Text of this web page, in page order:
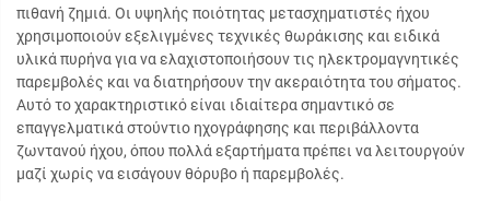
πιθανή ζημιά. Οι υψηλής ποιότητας μετασχηματιστές ήχου
χρησιμοποιούν εξελιγμένες τεχνικές θωράκισης και ειδικά
υλικά πυρήνα για να ελαχιστοποιήσουν τις ηλεκτρομαγνητικές
παρεμβολές και να διατηρήσουν την ακεραιότητα του σήματος.
Αυτό το χαρακτηριστικό είναι ιδιαίτερα σημαντικό σε
επαγγελματικά στούντιο ηχογράφησης και περιβάλλοντα
ζωντανού ήχου, όπου πολλά εξαρτήματα πρέπει να λειτουργούν
μαζί χωρίς να εισάγουν θόρυβο ή παρεμβολές.